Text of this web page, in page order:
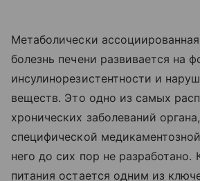
Метаболически
болезнь печени развивается на
инсулинорезистентности и
веществ. Это одно из самых
хронических заболеваний
специфической
него до сих пор не разработано.
питания остается одним из